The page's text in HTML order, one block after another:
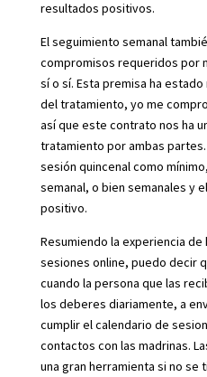
resultados positivos.
El seguimiento semanal
compromisos requeridos por
sí o sí. Esta premisa ha
del tratamiento, yo me
así que este contrato nos ha
tratamiento por ambas
sesión quincenal como
semanal, o bien semanales y
positivo.
Resumiendo la experiencia de
sesiones online, puedo decir
cuando la persona que las
los deberes diariamente, a
cumplir el calendario de
contactos con las madrinas.
una gran herramienta si no se